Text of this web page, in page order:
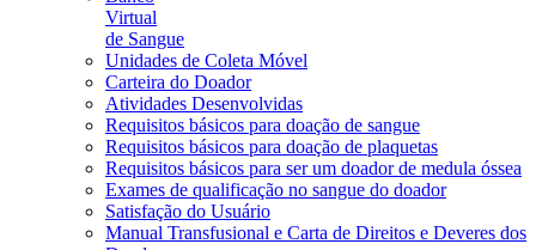
Virtual
de Sangue
Unidades de Coleta Móvel
Carteira do Doador
Atividades Desenvolvidas
Requisitos básicos para doação de sangue
Requisitos básicos para doação de plaquetas
Requisitos básicos para ser um doador de medula óssea
Exames de qualificação no sangue do doador
Satisfação do Usuário
Manual Transfusional e Carta de Direitos e Deveres dos